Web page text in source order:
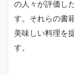
の人々が評価し
す。それらの書
美味しい料理を
す。